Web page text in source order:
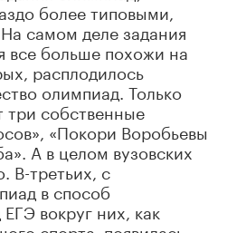
более типовыми,
самом деле задания
все больше похожи на
расплодилось
олимпиад. Только
собственные
«Покори Воробьевы
А в целом вузовских
В-третьих, с
в способ
вокруг них, как